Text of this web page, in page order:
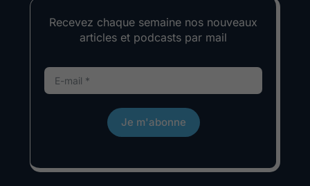
Recevez chaque semaine nos nouveaux
articles et podcasts par mail
Je m'abonne